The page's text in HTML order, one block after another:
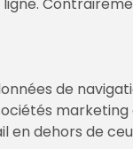
de
en dehors de
All Rights